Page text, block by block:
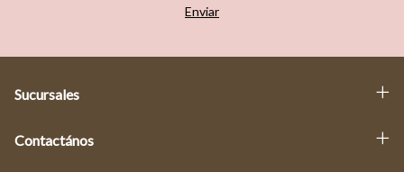
Sucursales
Contactános